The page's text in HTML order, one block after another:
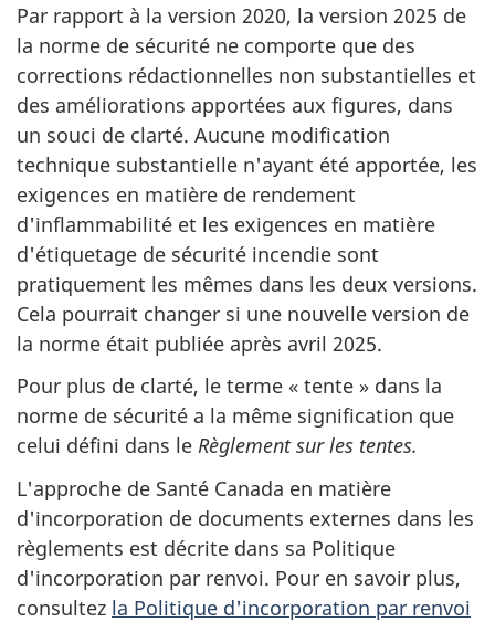
Par rapport à la version 2020, la version 2025 de
la norme de sécurité ne comporte que des
corrections rédactionnelles non substantielles et
des améliorations apportées aux figures, dans
un souci de clarté. Aucune modification
technique substantielle n'ayant été apportée, les
exigences en matière de rendement
d'inflammabilité et les exigences en matière
d'étiquetage de sécurité incendie sont
pratiquement les mêmes dans les deux versions.
Cela pourrait changer si une nouvelle version de
la norme était publiée après avril 2025.
Pour plus de clarté, le terme « tente » dans la
norme de sécurité a la même signification que
celui défini dans le Règlement sur les tentes.
L'approche de Santé Canada en matière
d'incorporation de documents externes dans les
règlements est décrite dans sa Politique
d'incorporation par renvoi. Pour en savoir plus,
consultez la Politique d'incorporation par renvoi